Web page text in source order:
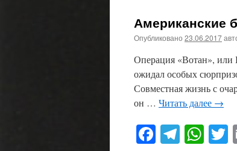
Американские
Опубликовано 23.06.2017
Операция «Вотан», или
ожидал особых
Совместная жизнь с
он … Читать далее →
Facebook